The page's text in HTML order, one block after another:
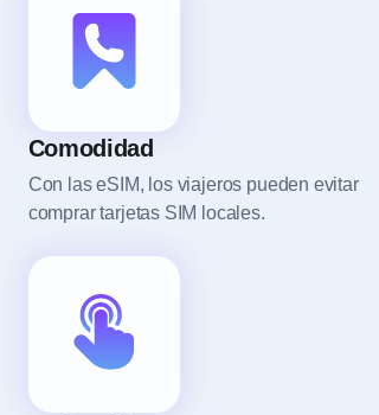
Comodidad
Con las eSIM, los viajeros pueden evitar
comprar tarjetas SIM locales.